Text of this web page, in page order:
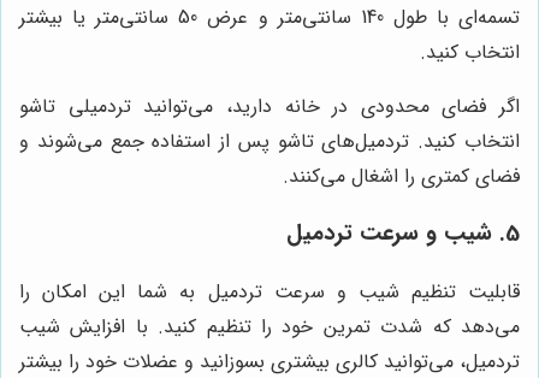
تسمه‌ای با طول 140 سانتی‌متر و عرض 50 سانتی‌متر یا بیشتر
انتخاب کنید.
اگر فضای محدودی در خانه دارید، می‌توانید تردمیلی تاشو
انتخاب کنید. تردمیل‌های تاشو پس از استفاده جمع می‌شوند و
فضای کمتری را اشغال می‌کنند.
5. شیب و سرعت تردمیل
قابلیت تنظیم شیب و سرعت تردمیل به شما این امکان را
می‌دهد که شدت تمرین خود را تنظیم کنید. با افزایش شیب
تردمیل، می‌توانید کالری بیشتری بسوزانید و عضلات خود را بیشتر